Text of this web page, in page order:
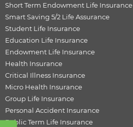
Short Term Endowment Life Insurance
Smart Saving 5/2 Life Assurance
Student Life Insurance
Education Life Insurance
Endowment Life Insurance
Health Insurance
Critical Illness Insurance
Micro Health Insurance
Group Life Insurance
Personal Accident Insurance
Public Term Life Insurance